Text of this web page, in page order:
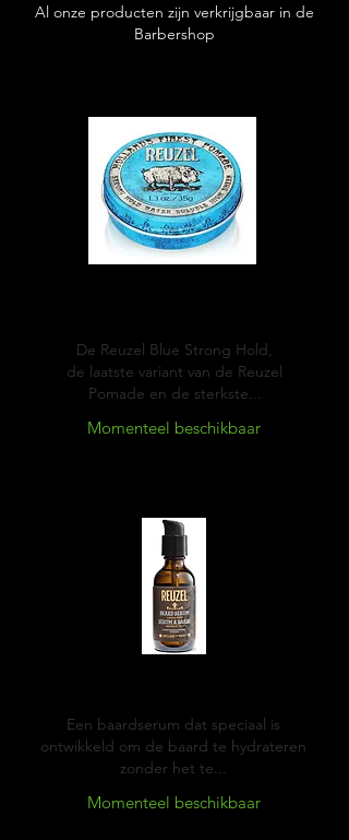
Al onze producten zijn verkrijgbaar in de
Barbershop
De Reuzel Blue Strong Hold,
de laatste variant van de Reuzel
Pomade en de sterkste...
Momenteel beschikbaar
Een baardserum dat speciaal is
ontwikkeld om de baard te hydrateren
zonder het te...
Momenteel beschikbaar